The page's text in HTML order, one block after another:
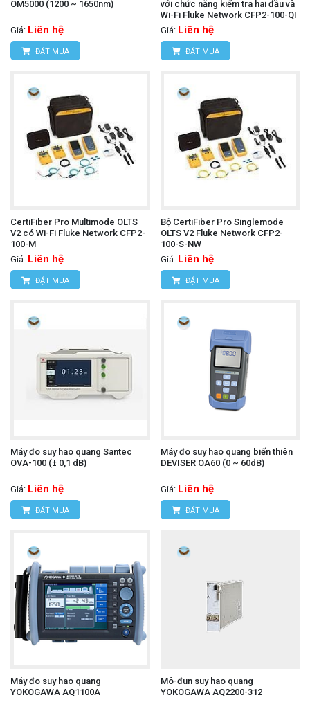
OM5000 (1200 ~ 1650nm)
Giá: Liên hệ
ĐẶT MUA
với chức năng kiểm tra hai đầu và
Wi-Fi Fluke Network CFP2-100-QI
Giá: Liên hệ
ĐẶT MUA
CertiFiber Pro Multimode OLTS
V2 có Wi-Fi Fluke Network CFP2-
100-M
Giá: Liên hệ
ĐẶT MUA
Bộ CertiFiber Pro Singlemode
OLTS V2 Fluke Network CFP2-
100-S-NW
Giá: Liên hệ
ĐẶT MUA
Máy đo suy hao quang Santec
OVA-100 (± 0,1 dB)
Giá: Liên hệ
ĐẶT MUA
Máy đo suy hao quang biến thiên
DEVISER OA60 (0 ~ 60dB)
Giá: Liên hệ
ĐẶT MUA
Máy đo suy hao quang
YOKOGAWA AQ1100A
Mô-đun suy hao quang
YOKOGAWA AQ2200-312